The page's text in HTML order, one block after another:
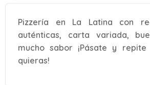
Pizzería en La Latina con
auténticas, carta variada,
mucho sabor ¡Pásate y
quieras!